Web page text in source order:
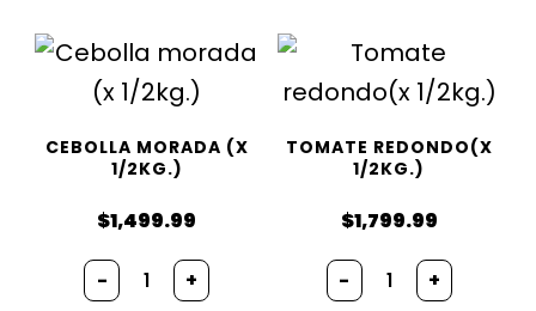
CEBOLLA MORADA (X
1/2KG.)
$1,499.99
- +
TOMATE REDONDO(X
1/2KG.)
$1,799.99
- +